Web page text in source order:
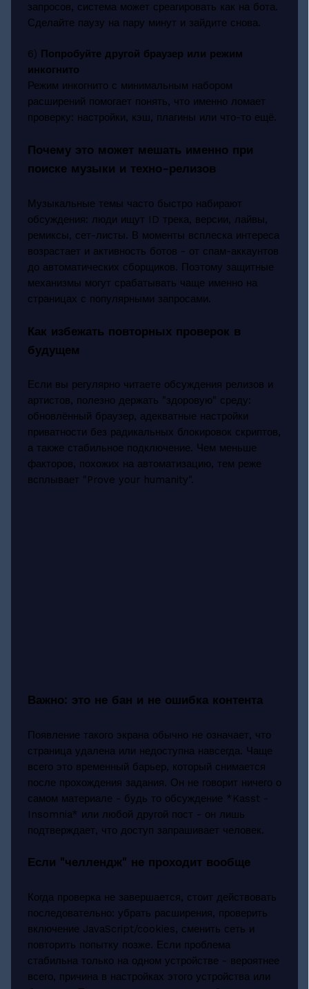
запросов, система может среагировать как на бота.
Сделайте паузу на пару минут и зайдите снова.
6) Попробуйте другой браузер или режим
инкогнито
Режим инкогнито с минимальным набором
расширений помогает понять, что именно ломает
проверку: настройки, кэш, плагины или что-то ещё.
Почему это может мешать именно при
поиске музыки и техно-релизов
Музыкальные темы часто быстро набирают
обсуждения: люди ищут ID трека, версии, лайвы,
ремиксы, сет-листы. В моменты всплеска интереса
возрастает и активность ботов - от спам-аккаунтов
до автоматических сборщиков. Поэтому защитные
механизмы могут срабатывать чаще именно на
страницах с популярными запросами.
Как избежать повторных проверок в
будущем
Если вы регулярно читаете обсуждения релизов и
артистов, полезно держать "здоровую" среду:
обновлённый браузер, адекватные настройки
приватности без радикальных блокировок скриптов,
а также стабильное подключение. Чем меньше
факторов, похожих на автоматизацию, тем реже
всплывает "Prove your humanity".
Важно: это не бан и не ошибка контента
Появление такого экрана обычно не означает, что
страница удалена или недоступна навсегда. Чаще
всего это временный барьер, который снимается
после прохождения задания. Он не говорит ничего о
самом материале - будь то обсуждение *Kasst -
Insomnia* или любой другой пост - он лишь
подтверждает, что доступ запрашивает человек.
Если "челлендж" не проходит вообще
Когда проверка не завершается, стоит действовать
последовательно: убрать расширения, проверить
включение JavaScript/cookies, сменить сеть и
повторить попытку позже. Если проблема
стабильна только на одном устройстве - вероятнее
всего, причина в настройках этого устройства или